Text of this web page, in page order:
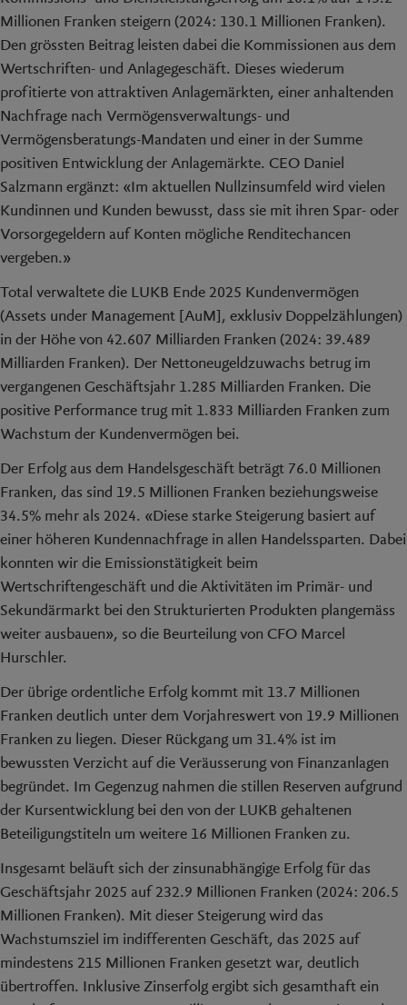
Millionen Franken steigern (2024: 130.1 Millionen Franken).
Den grössten Beitrag leisten dabei die Kommissionen aus dem
Wertschriften- und Anlagegeschäft. Dieses wiederum
profitierte von attraktiven Anlagemärkten, einer anhaltenden
Nachfrage nach Vermögensverwaltungs- und
Vermögensberatungs-Mandaten und einer in der Summe
positiven Entwicklung der Anlagemärkte. CEO Daniel
Salzmann ergänzt: «Im aktuellen Nullzinsumfeld wird vielen
Kundinnen und Kunden bewusst, dass sie mit ihren Spar- oder
Vorsorgegeldern auf Konten mögliche Renditechancen
vergeben.»
Total verwaltete die LUKB Ende 2025 Kundenvermögen
(Assets under Management [AuM], exklusiv Doppelzählungen)
in der Höhe von 42.607 Milliarden Franken (2024: 39.489
Milliarden Franken). Der Nettoneugeldzuwachs betrug im
vergangenen Geschäftsjahr 1.285 Milliarden Franken. Die
positive Performance trug mit 1.833 Milliarden Franken zum
Wachstum der Kundenvermögen bei.
Der Erfolg aus dem Handelsgeschäft beträgt 76.0 Millionen
Franken, das sind 19.5 Millionen Franken beziehungsweise
34.5% mehr als 2024. «Diese starke Steigerung basiert auf
einer höheren Kundennachfrage in allen Handelssparten. Dabei
konnten wir die Emissionstätigkeit beim
Wertschriftengeschäft und die Aktivitäten im Primär- und
Sekundärmarkt bei den Strukturierten Produkten plangemäss
weiter ausbauen», so die Beurteilung von CFO Marcel
Hurschler.
Der übrige ordentliche Erfolg kommt mit 13.7 Millionen
Franken deutlich unter dem Vorjahreswert von 19.9 Millionen
Franken zu liegen. Dieser Rückgang um 31.4% ist im
bewussten Verzicht auf die Veräusserung von Finanzanlagen
begründet. Im Gegenzug nahmen die stillen Reserven aufgrund
der Kursentwicklung bei den von der LUKB gehaltenen
Beteiligungstiteln um weitere 16 Millionen Franken zu.
Insgesamt beläuft sich der zinsunabhängige Erfolg für das
Geschäftsjahr 2025 auf 232.9 Millionen Franken (2024: 206.5
Millionen Franken). Mit dieser Steigerung wird das
Wachstumsziel im indifferenten Geschäft, das 2025 auf
mindestens 215 Millionen Franken gesetzt war, deutlich
übertroffen. Inklusive Zinserfolg ergibt sich gesamthaft ein